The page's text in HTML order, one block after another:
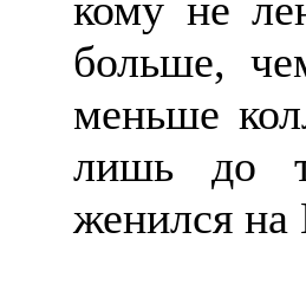
кому не
больше,
меньше
лишь до
женился на